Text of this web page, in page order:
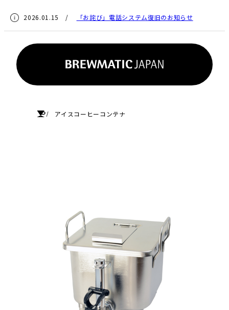
2026.01.15 / 「お詫び」電話システム復旧のお知らせ
HOMEアイスコーヒーコンテナ